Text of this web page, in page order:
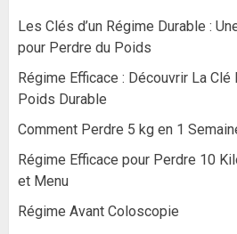
Les Clés d’un Régime Durable :
pour Perdre du Poids
Régime Efficace : Découvrir La Clé
Poids Durable
Comment Perdre 5 kg en 1
Régime Efficace pour Perdre 10
et Menu
Régime Avant Coloscopie